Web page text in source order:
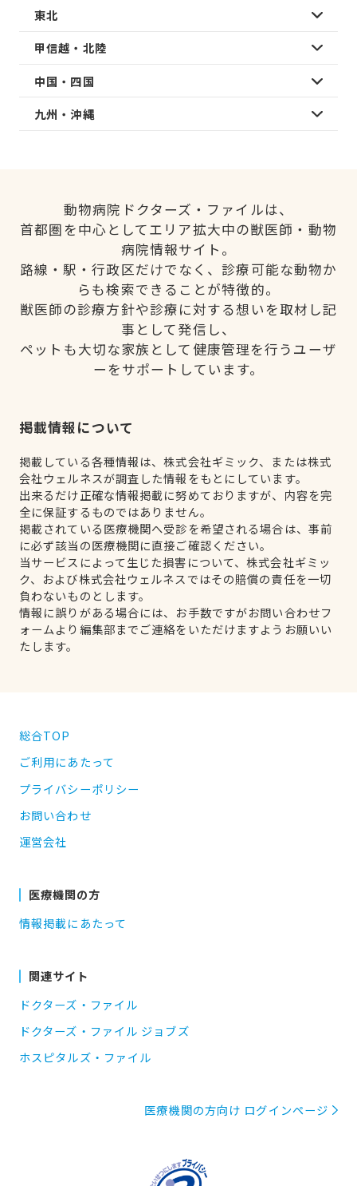
東北
甲信越・北陸
中国・四国
九州・沖縄
動物病院ドクターズ・ファイルは、
首都圏を中心としてエリア拡大中の獣医師・動物
病院情報サイト。
路線・駅・行政区だけでなく、診療可能な動物か
らも検索できることが特徴的。
獣医師の診療方針や診療に対する想いを取材し記
事として発信し、
ペットも大切な家族として健康管理を行うユーザ
ーをサポートしています。
掲載情報について
掲載している各種情報は、株式会社ギミック、または株式
会社ウェルネスが調査した情報をもとにしています。
出来るだけ正確な情報掲載に努めておりますが、内容を完
全に保証するものではありません。
掲載されている医療機関へ受診を希望される場合は、事前
に必ず該当の医療機関に直接ご確認ください。
当サービスによって生じた損害について、株式会社ギミッ
ク、および株式会社ウェルネスではその賠償の責任を一切
負わないものとします。
情報に誤りがある場合には、お手数ですがお問い合わせフ
ォームより編集部までご連絡をいただけますようお願いい
たします。
総合TOP
ご利用にあたって
プライバシーポリシー
お問い合わせ
運営会社
医療機関の方
情報掲載にあたって
関連サイト
ドクターズ・ファイル
ドクターズ・ファイル ジョブズ
ホスピタルズ・ファイル
医療機関の方向け ログインページ